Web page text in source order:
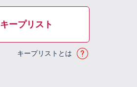
キープリスト
キープリストとは